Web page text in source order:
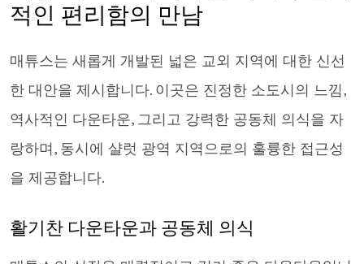
적인 편리함의 만남
매튜스는 새롭게 개발된 넓은 교외 지역에 대한 신선
한 대안을 제시합니다. 이곳은 진정한 소도시의 느낌,
역사적인 다운타운, 그리고 강력한 공동체 의식을 자
랑하며, 동시에 샬럿 광역 지역으로의 훌륭한 접근성
을 제공합니다.
활기찬 다운타운과 공동체 의식